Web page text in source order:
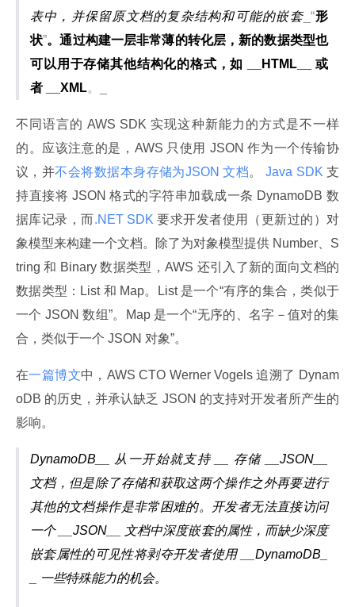
表中，并保留原文档的复杂结构和可能的嵌套_“形
状”。通过构建一层非常薄的转化层，新的数据类型也
可以用于存储其他结构化的格式，如 __HTML__ 或
者 __XML。_
不同语言的 AWS SDK 实现这种新能力的方式是不一样
的。应该注意的是，AWS 只使用 JSON 作为一个传输协
议，并不会将数据本身存储为JSON 文档。 Java SDK 支
持直接将 JSON 格式的字符串加载成一条 DynamoDB 数
据库记录，而.NET SDK 要求开发者使用（更新过的）对
象模型来构建一个文档。除了为对象模型提供 Number、S
tring 和 Binary 数据类型，AWS 还引入了新的面向文档的
数据类型：List 和 Map。List 是一个“有序的集合，类似于
一个 JSON 数组”。Map 是一个“无序的、名字－值对的集
合，类似于一个 JSON 对象”。
在一篇博文中，AWS CTO Werner Vogels 追溯了 Dynam
oDB 的历史，并承认缺乏 JSON 的支持对开发者所产生的
影响。
DynamoDB__ 从一开始就支持 __ 存储 __JSON__
文档，但是除了存储和获取这两个操作之外再要进行
其他的文档操作是非常困难的。开发者无法直接访问
一个 __JSON__ 文档中深度嵌套的属性，而缺少深度
嵌套属性的可见性将剥夺开发者使用 __DynamoDB_
_ 一些特殊能力的机会。